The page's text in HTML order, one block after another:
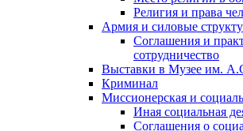
Религия и права
Армия и силовые
Соглашения и
сотрудничество
Выставки в Музее им.
Криминал
Миссионерская и
Иная социальная
Соглашения о